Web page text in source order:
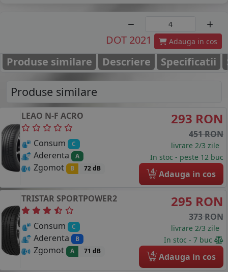
DOT 2021 Adauga in cos
Produse similare Descriere Specificatii
Produse similare
LEAO N-F ACRO
Consum C
Aderenta A
Zgomot B 72 dB
293 RON
451 RON
livrare 2/3 zile
In stoc - peste 12 buc
4 Adauga in cos
TRISTAR SPORTPOWER2
Consum C
Aderenta B
Zgomot A 71 dB
295 RON
373 RON
livrare 2/3 zile
In stoc - 7 buc
4 Adauga in cos